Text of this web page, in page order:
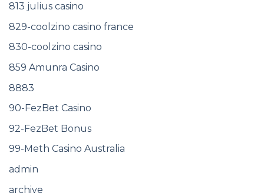
813 julius casino
829-coolzino casino france
830-coolzino casino
859 Amunra Casino
8883
90-FezBet Casino
92-FezBet Bonus
99-Meth Casino Australia
admin
archive